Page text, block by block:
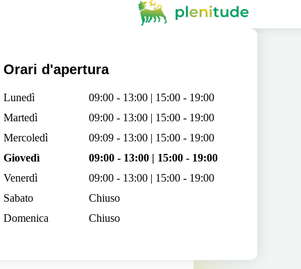
Orari d'apertura
Lunedì
09:00 - 13:00 | 15:00 - 19:00
Martedì
09:00 - 13:00 | 15:00 - 19:00
Mercoledì
09:09 - 13:00 | 15:00 - 19:00
Giovedì
09:00 - 13:00 | 15:00 - 19:00
Venerdì
09:00 - 13:00 | 15:00 - 19:00
Sabato
Chiuso
Domenica
Chiuso